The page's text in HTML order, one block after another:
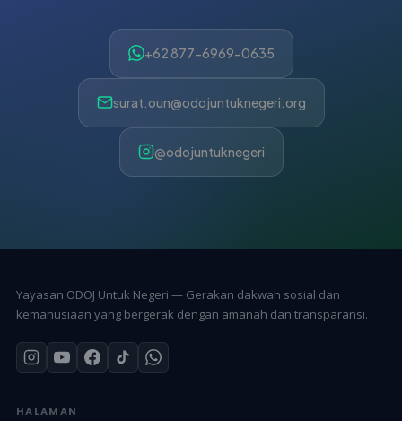
+62 877-6969-0635
surat.oun@odojuntuknegeri.org
@odojuntuknegeri
Yayasan ODOJ Untuk Negeri — Gerakan dakwah sosial dan
kemanusiaan yang bergerak dengan amanah dan transparansi.
HALAMAN